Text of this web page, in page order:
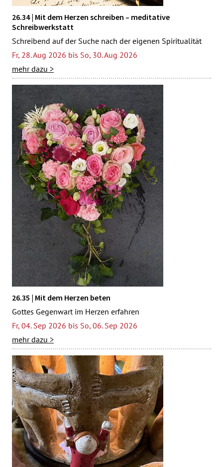
26.34 | Mit dem Herzen schreiben – meditative
Schreibwerkstatt
Schreibend auf der Suche nach der eigenen Spiritualität
Fr, 28. Aug 2026 bis So, 30. Aug 2026
mehr dazu >
26.35 | Mit dem Herzen beten
Gottes Gegenwart im Herzen erfahren
Fr, 04. Sep 2026 bis So, 06. Sep 2026
mehr dazu >